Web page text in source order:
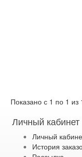
Показано с 1 по 1 из
Личный кабинет
Личный
История